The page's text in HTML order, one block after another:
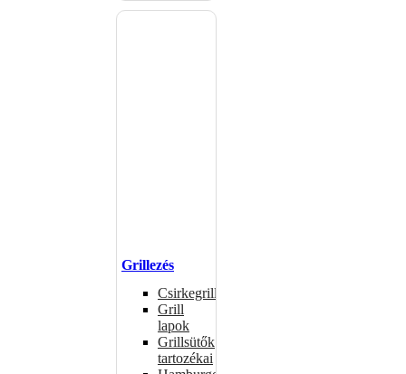
Grillezés
Csirkegrillek
Grill
lapok
Grillsütők
tartozékai